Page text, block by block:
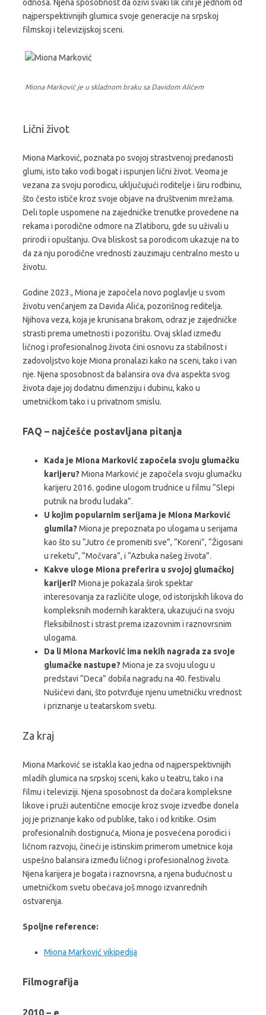
odnosa. Njena sposobnost da oživi svaki lik čini je jednom od
najperspektivnijih glumica svoje generacije na srpskoj
filmskoj i televizijskoj sceni.
Miona Marković je u skladnom braku sa Davidom Alićem
Lični život
Miona Marković, poznata po svojoj strastvenoj predanosti
glumi, isto tako vodi bogat i ispunjen lični život. Veoma je
vezana za svoju porodicu, uključujući roditelje i širu rodbinu,
što često ističe kroz svoje objave na društvenim mrežama.
Deli tople uspomene na zajedničke trenutke provedene na
rekama i porodične odmore na Zlatiboru, gde su uživali u
prirodi i opuštanju. Ova bliskost sa porodicom ukazuje na to
da za nju porodične vrednosti zauzimaju centralno mesto u
životu.
Godine 2023., Miona je započela novo poglavlje u svom
životu venčanjem za Davida Alića, pozorišnog reditelja.
Njihova veza, koja je krunisana brakom, odraz je zajedničke
strasti prema umetnosti i pozorištu. Ovaj sklad između
ličnog i profesionalnog života čini osnovu za stabilnost i
zadovoljstvo koje Miona pronalazi kako na sceni, tako i van
nje. Njena sposobnost da balansira ova dva aspekta svog
života daje joj dodatnu dimenziju i dubinu, kako u
umetničkom tako i u privatnom smislu.
FAQ – najčešće postavljana pitanja
Kada je Miona Marković započela svoju glumačku
karijeru? Miona Marković je započela svoju glumačku
karijeru 2016. godine ulogom trudnice u filmu “Slepi
putnik na brodu ludaka”.
U kojim popularnim serijama je Miona Marković
glumila? Miona je prepoznata po ulogama u serijama
kao što su “Jutro će promeniti sve”, “Koreni”, “Žigosani
u reketu”, “Močvara”, i “Azbuka našeg života”.
Kakve uloge Miona preferira u svojoj glumačkoj
karijeri? Miona je pokazala širok spektar
interesovanja za različite uloge, od istorijskih likova do
kompleksnih modernih karaktera, ukazujući na svoju
fleksibilnost i strast prema izazovnim i raznovrsnim
ulogama.
Da li Miona Marković ima nekih nagrada za svoje
glumačke nastupe? Miona je za svoju ulogu u
predstavi “Deca” dobila nagradu na 40. festivalu
Nušićevi dani, što potvrđuje njenu umetničku vrednost
i priznanje u teatarskom svetu.
Za kraj
Miona Marković se istakla kao jedna od najperspektivnijih
mladih glumica na srpskoj sceni, kako u teatru, tako i na
filmu i televiziji. Njena sposobnost da dočara kompleksne
likove i pruži autentične emocije kroz svoje izvedbe donela
joj je priznanje kako od publike, tako i od kritike. Osim
profesionalnih dostignuća, Miona je posvećena porodici i
ličnom razvoju, čineći je istinskim primerom umetnice koja
uspešno balansira između ličnog i profesionalnog života.
Njena karijera je bogata i raznovrsna, a njena budućnost u
umetničkom svetu obećava još mnogo izvanrednih
ostvarenja.
Spoljne reference:
Miona Marković vikipedija
Filmografija
2010 – e